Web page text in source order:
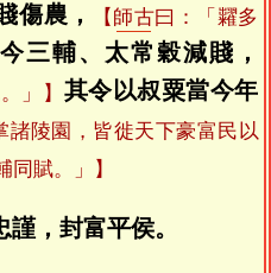
傷農，
【 師古曰：「糶多
今三輔、太常穀減賤，
」】 其令以叔粟當今年
諸陵園，皆徙天下豪富民以
賦。」】
，封富平侯。